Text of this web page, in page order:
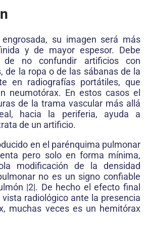
su imagen será más
y de mayor espesor. Debe
de no confundir artificios con
de la ropa o de las sábanas de la
en radiografías portátiles, que
neumotórax. En estos casos el
de la trama vascular más allá
hacia la periferia, ayuda a
de un artificio.
en el parénquima pulmonar
pero solo en forma mínima,
modificación de la densidad
no es un signo confiable
|2|. De hecho el efecto final
radiológico ante la presencia
muchas veces es un hemitórax